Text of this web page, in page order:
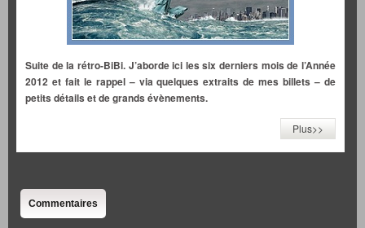
Suite de la rétro-BiBi. J’aborde ici les six derniers mois de l’Année
2012 et fait le rappel – via quelques extraits de mes billets – de
petits détails et de grands évènements.
Plus>>
Commentaires